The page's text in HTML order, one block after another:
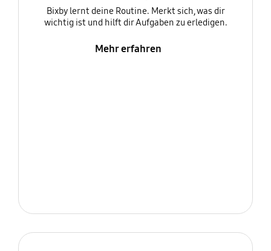
Bixby lernt deine Routine. Merkt sich, was dir
wichtig ist und hilft dir Aufgaben zu erledigen.
Mehr erfahren